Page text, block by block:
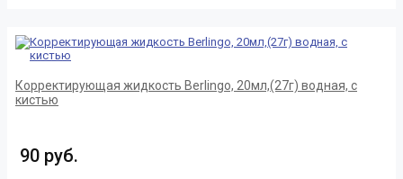
Корректирующая жидкость Berlingo, 20мл,(27г) водная, с
кистью
90 руб.